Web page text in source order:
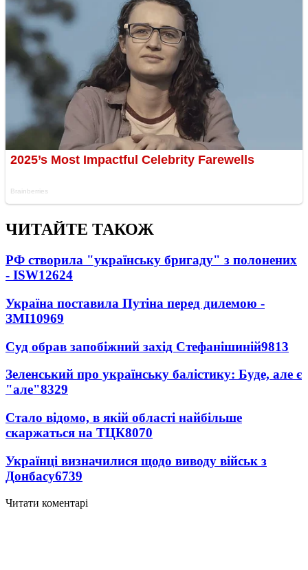
ЧИТАЙТЕ ТАКОЖ
РФ створила "українську бригаду" з полонених
- ISW12624
Україна поставила Путіна перед дилемою -
ЗМІ10969
Суд обрав запобіжний захід Стефанішиній9813
Зеленський про українську балістику: Буде, але є
"але"8329
Стало відомо, в якій області найбільше
скаржаться на ТЦК8070
Українці визначилися щодо виводу військ з
Донбасу6739
Читати коментарі